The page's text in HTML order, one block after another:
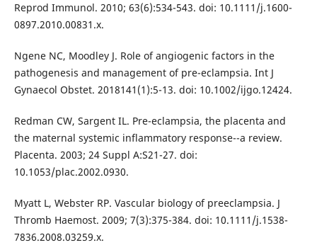
Reprod Immunol. 2010; 63(6):534-543. doi: 10.1111/j.1600-
0897.2010.00831.x.
Ngene NC, Moodley J. Role of angiogenic factors in the
pathogenesis and management of pre-eclampsia. Int J
Gynaecol Obstet. 2018141(1):5-13. doi: 10.1002/ijgo.12424.
Redman CW, Sargent IL. Pre-eclampsia, the placenta and
the maternal systemic inflammatory response--a review.
Placenta. 2003; 24 Suppl A:S21-27. doi:
10.1053/plac.2002.0930.
Myatt L, Webster RP. Vascular biology of preeclampsia. J
Thromb Haemost. 2009; 7(3):375-384. doi: 10.1111/j.1538-
7836.2008.03259.x.